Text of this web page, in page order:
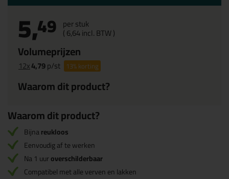
5,49 per stuk
(6,64incl. BTW )
Volumeprijzen
12x4,79p/st 13%korting
Waarom dit product?
Waarom dit product?
Bijnareukloos
Eenvoudig af te werken
Na 1 uuroverschilderbaar
Compatibel met alle verven en lakken